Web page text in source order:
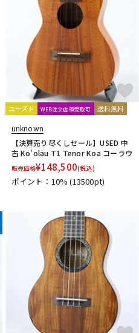
ユーズド WEB注文店頭受取可 送料無料
unknown
【決算売り尽くしセール】USED 中
古 Ko'olau T1 Tenor Koa コーラウ
販売価格¥148,500(税込)
ポイント：10%(13500pt)